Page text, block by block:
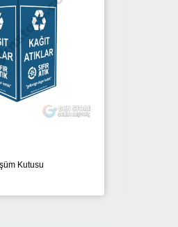
Plastik Geri Dönüşüm Kutusu